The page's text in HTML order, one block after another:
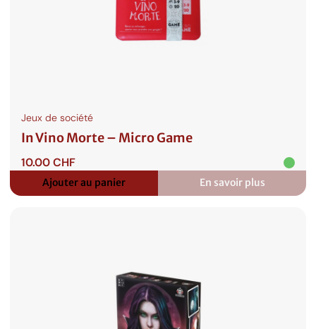
Jeux de société
In Vino Morte – Micro Game
10.00CHF
Ajouter au panier En savoir plus
:
In